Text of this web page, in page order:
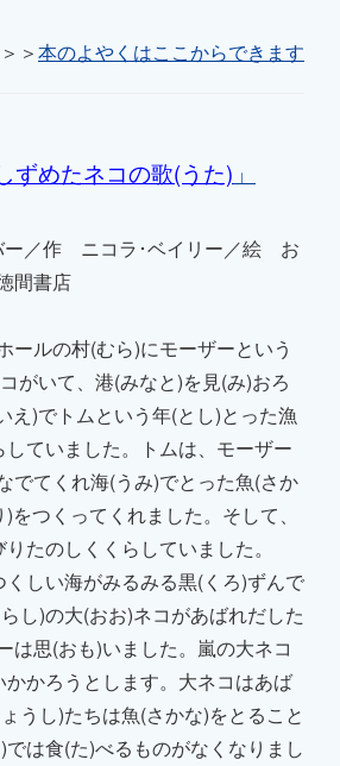
＞本のよやくはここからできます
ずめたネコの歌(うた) 」
ー／作 ニコラ･ベイリー／絵
お
間書店
ールの村(むら)にモーザーという
がいて、港(みなと)を見(み)おろ
え)でトムという年(とし)とった漁
ていました。トムは、モーザー
でてくれ海(うみ)でとった魚(さか
をつくってくれました。そして、
たのしくくらしていました。
しい海がみるみる黒(くろ)ずんで
し)の大(おお)ネコがあばれだした
は思(おも)いました。嵐の大ネコ
かろうとします。大ネコはあば
うし)たちは魚(さかな)をとること
は食(た)べるものがなくなりまし